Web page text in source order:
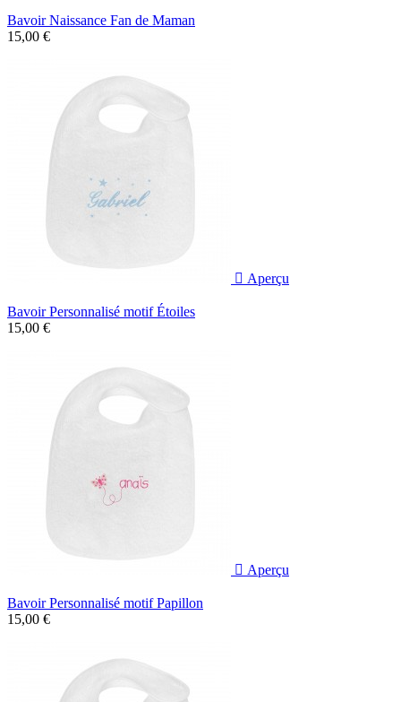
Bavoir Naissance Fan de Maman
15,00 €
 Aperçu
Bavoir Personnalisé motif Étoiles
15,00 €
 Aperçu
Bavoir Personnalisé motif Papillon
15,00 €